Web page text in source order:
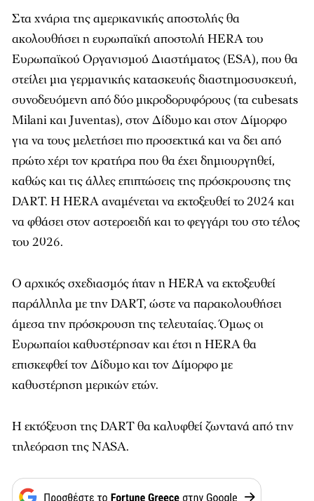
Στα χνάρια της αμερικανικής αποστολής θα
ακολουθήσει η ευρωπαϊκή αποστολή HERA του
Ευρωπαϊκού Οργανισμού Διαστήματος (ESA), που θα
στείλει μια γερμανικής κατασκευής διαστημοσυσκευή,
συνοδευόμενη από δύο μικροδορυφόρους (τα cubesats
Milani και Juventas), στον Δίδυμο και στον Δίμορφο
για να τους μελετήσει πιο προσεκτικά και να δει από
πρώτο χέρι τον κρατήρα που θα έχει δημιουργηθεί,
καθώς και τις άλλες επιπτώσεις της πρόσκρουσης της
DART. Η HERA αναμένεται να εκτοξευθεί το 2024 και
να φθάσει στον αστεροειδή και το φεγγάρι του στο τέλος
του 2026.
Ο αρχικός σχεδιασμός ήταν η HERA να εκτοξευθεί
παράλληλα με την DART, ώστε να παρακολουθήσει
άμεσα την πρόσκρουση της τελευταίας. Όμως οι
Ευρωπαίοι καθυστέρησαν και έτσι η HERA θα
επισκεφθεί τον Δίδυμο και τον Δίμορφο με
καθυστέρηση μερικών ετών.
Η εκτόξευση της DART θα καλυφθεί ζωντανά από την
τηλεόραση της NASA.